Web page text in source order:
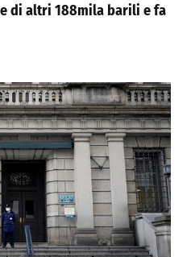
di altri 188mila barili e fa